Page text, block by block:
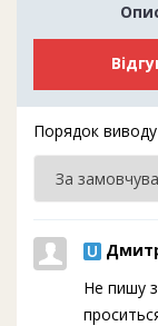
Порядок
Не пишу